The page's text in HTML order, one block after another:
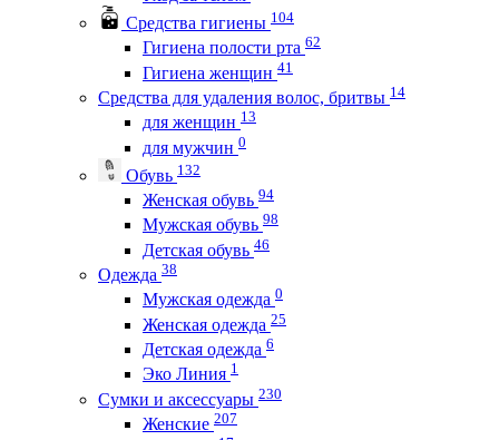
Средства гигиены 104
Гигиена полости рта 62
Гигиена женщин 41
Средства для удаления волос, бритвы 14
для женщин 13
для мужчин 0
Обувь 132
Женская обувь 94
Мужская обувь 98
Детская обувь 46
Одежда 38
Мужская одежда 0
Женская одежда 25
Детская одежда 6
Эко Линия 1
Сумки и аксессуары 230
Женские 207